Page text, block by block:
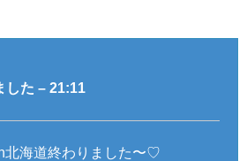
した – 21:11
北海道終わりました〜♡